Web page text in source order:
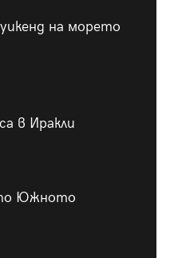
на морето
в Иракли
Южното